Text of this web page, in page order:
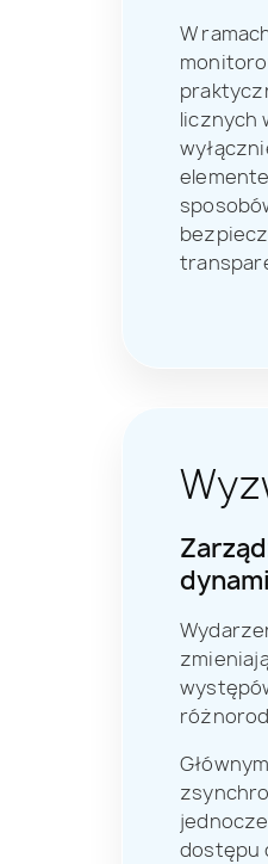
W
licznych
dostępu